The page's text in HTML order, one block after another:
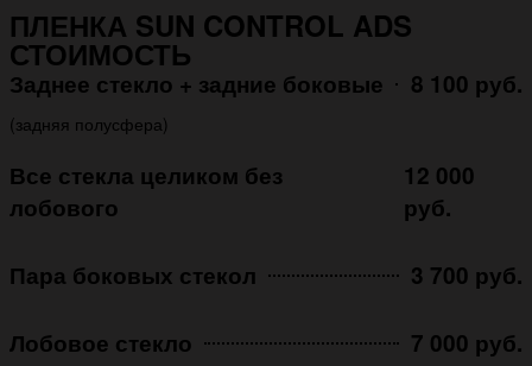
ПЛЕНКА SUN CONTROL ADS
СТОИМОСТЬ
Заднее стекло + задние боковые 8 100 руб.
(задняя полусфера)
Все стекла целиком без
лобового
12 000
руб.
Пара боковых стекол 3 700 руб.
Лобовое стекло 7 000 руб.